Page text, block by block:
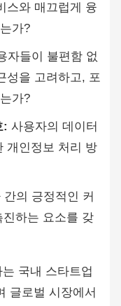
스와 매끄럽게 융
가?
자들이 불편함 없
성을 고려하고, 포
가?
: 사용자의 데이터
개인정보 처리 방
간의 긍정적인 커
하는 요소를 갖
국내 스타트업
글로벌 시장에서